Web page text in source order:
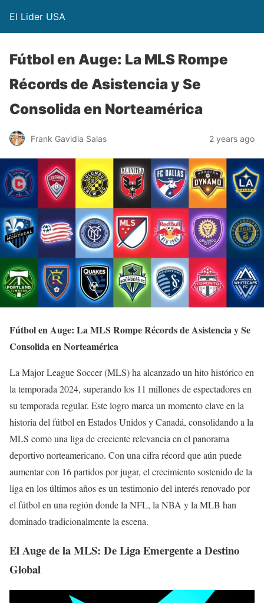
El Lider USA
Fútbol en Auge: La MLS Rompe
Récords de Asistencia y Se
Consolida en Norteamérica
Frank Gavidia Salas 2 years ago
Fútbol en Auge: La MLS Rompe Récords de Asistencia y Se
Consolida en Norteamérica
La Major League Soccer (MLS) ha alcanzado un hito histórico en
la temporada 2024, superando los 11 millones de espectadores en
su temporada regular. Este logro marca un momento clave en la
historia del fútbol en Estados Unidos y Canadá, consolidando a la
MLS como una liga de creciente relevancia en el panorama
deportivo norteamericano. Con una cifra récord que aún puede
aumentar con 16 partidos por jugar, el crecimiento sostenido de la
liga en los últimos años es un testimonio del interés renovado por
el fútbol en una región donde la NFL, la NBA y la MLB han
dominado tradicionalmente la escena.
El Auge de la MLS: De Liga Emergente a Destino
Global